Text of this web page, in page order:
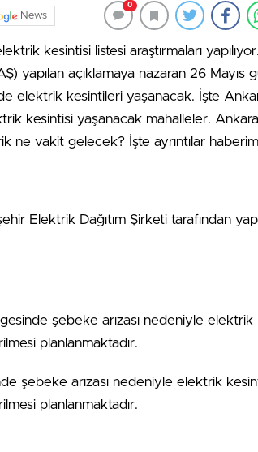
News
0
kesintisi listesi araştırmaları
yapılan açıklamaya nazaran 26 Mayıs
elektrik kesintileri yaşanacak. İşte
kesintisi yaşanacak mahalleler.
ne vakit gelecek? İşte ayrıntılar
Elektrik Dağıtım Şirketi tarafından
şebeke arızası nedeniyle elektrik
planlanmaktadır.
şebeke arızası nedeniyle elektrik
planlanmaktadır.